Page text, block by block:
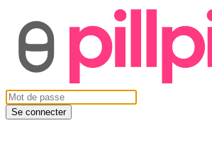
Se connecter